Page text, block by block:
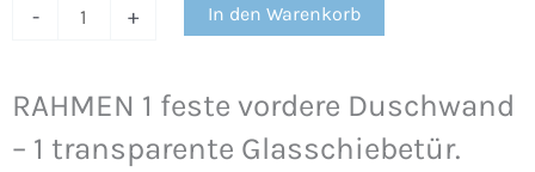
RAHMEN 1 feste vordere Duschwand
– 1 transparente Glasschiebetür.
- + In den Warenkorb